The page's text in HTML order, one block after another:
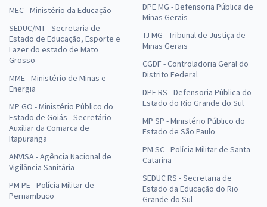
MEC - Ministério da Educação
SEDUC/MT - Secretaria de
Estado de Educação, Esporte e
Lazer do estado de Mato
Grosso
MME - Ministério de Minas e
Energia
MP GO - Ministério Público do
Estado de Goiás - Secretário
Auxiliar da Comarca de
Itapuranga
ANVISA - Agência Nacional de
Vigilância Sanitária
PM PE - Polícia Militar de
Pernambuco
DPE MG - Defensoria Pública de
Minas Gerais
TJ MG - Tribunal de Justiça de
Minas Gerais
CGDF - Controladoria Geral do
Distrito Federal
DPE RS - Defensoria Pública do
Estado do Rio Grande do Sul
MP SP - Ministério Público do
Estado de São Paulo
PM SC - Polícia Militar de Santa
Catarina
SEDUC RS - Secretaria de
Estado da Educação do Rio
Grande do Sul